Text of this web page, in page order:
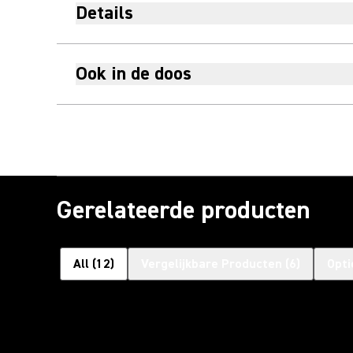
Details
Ook in de doos
Gerelateerde producten
All (12)